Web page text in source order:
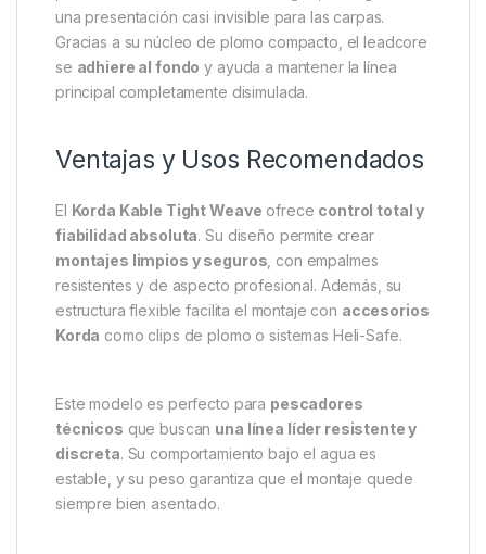
alta precisiónque refuerza su estructura y lo hace
resistente a la abrasión. Soporta más de 50 lb de
tensión, lo que lo convierte en una elección ideal
parafondos con piedras, ramas o conchas
y adaptación al contorno del fondo.
Elcolor Weed, de tono natural, se integra
perfectamente enfondos con algas, consiguiendo
una presentación casi invisible para las carpas.
Gracias a su núcleo de plomo compacto, el leadcore
seadhiere al fondoy ayuda a mantener la línea
Ventajas y Usos Recomendados
ElKorda Kable Tight Weaveofrececontrol total y
fiabilidad absoluta. Su diseño permite crear